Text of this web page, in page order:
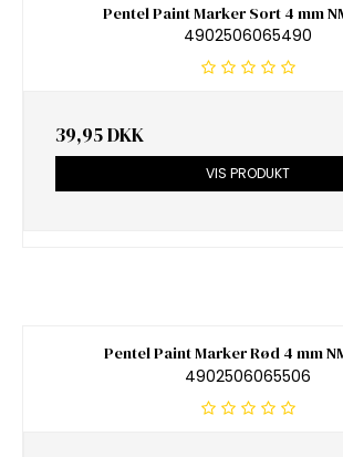
Pentel Paint Marker Sort 4 mm
4902506065490
39,95 DKK
VIS PRODUKT
Pentel Paint Marker Rød 4 mm
4902506065506